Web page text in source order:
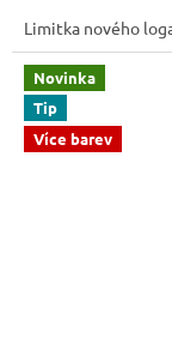
Limitka nového
Novinka
Tip
Více barev